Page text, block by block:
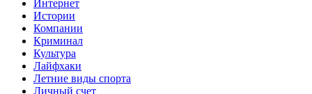
Интернет
Истории
Компании
Криминал
Культура
Лайфхаки
Летние виды спорта
Личный счет